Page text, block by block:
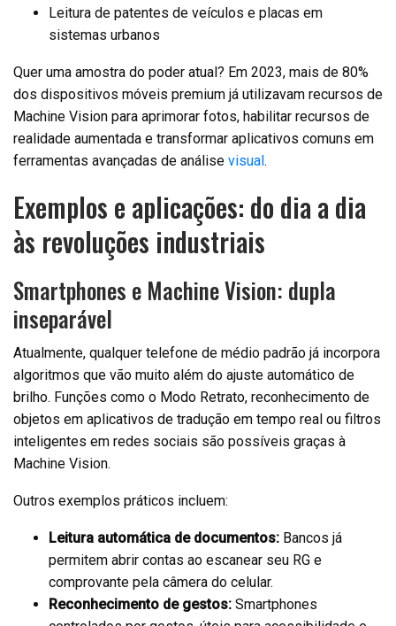
Leitura de patentes de veículos e placas em
sistemas urbanos
Quer uma amostra do poder atual? Em 2023, mais de 80%
dos dispositivos móveis premium já utilizavam recursos de
Machine Vision para aprimorar fotos, habilitar recursos de
realidade aumentada e transformar aplicativos comuns em
ferramentas avançadas de análise visual.
Exemplos e aplicações: do dia a dia
às revoluções industriais
Smartphones e Machine Vision: dupla
inseparável
Atualmente, qualquer telefone de médio padrão já incorpora
algoritmos que vão muito além do ajuste automático de
brilho. Funções como o Modo Retrato, reconhecimento de
objetos em aplicativos de tradução em tempo real ou filtros
inteligentes em redes sociais são possíveis graças à
Machine Vision.
Outros exemplos práticos incluem:
Leitura automática de documentos: Bancos já
permitem abrir contas ao escanear seu RG e
comprovante pela câmera do celular.
Reconhecimento de gestos: Smartphones